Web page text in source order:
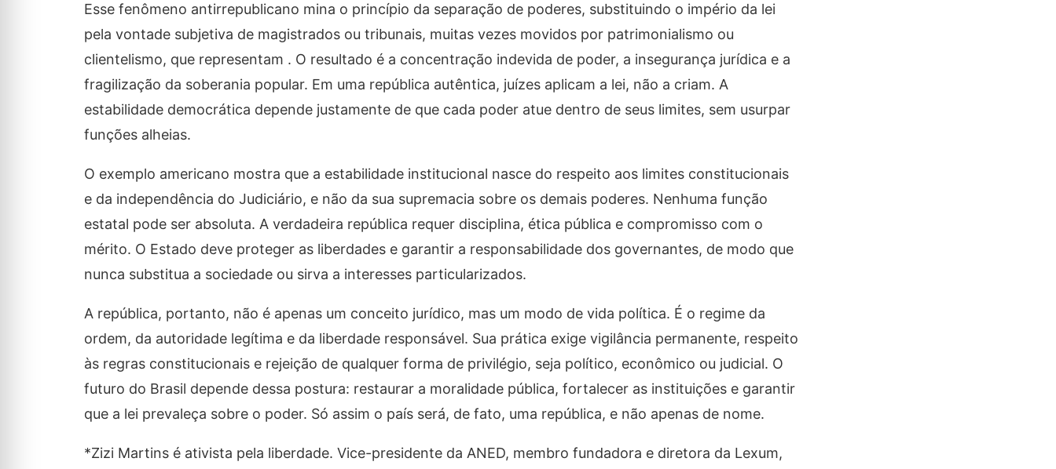
Esse fenômeno antirrepublicano mina o princípio da separação de poderes, substituindo o império da lei
pela vontade subjetiva de magistrados ou tribunais, muitas vezes movidos por patrimonialismo ou
clientelismo, que representam . O resultado é a concentração indevida de poder, a insegurança jurídica e a
fragilização da soberania popular. Em uma república autêntica, juízes aplicam a lei, não a criam. A
estabilidade democrática depende justamente de que cada poder atue dentro de seus limites, sem usurpar
funções alheias.
O exemplo americano mostra que a estabilidade institucional nasce do respeito aos limites constitucionais
e da independência do Judiciário, e não da sua supremacia sobre os demais poderes. Nenhuma função
estatal pode ser absoluta. A verdadeira república requer disciplina, ética pública e compromisso com o
mérito. O Estado deve proteger as liberdades e garantir a responsabilidade dos governantes, de modo que
nunca substitua a sociedade ou sirva a interesses particularizados.
A república, portanto, não é apenas um conceito jurídico, mas um modo de vida política. É o regime da
ordem, da autoridade legítima e da liberdade responsável. Sua prática exige vigilância permanente, respeito
às regras constitucionais e rejeição de qualquer forma de privilégio, seja político, econômico ou judicial. O
futuro do Brasil depende dessa postura: restaurar a moralidade pública, fortalecer as instituições e garantir
que a lei prevaleça sobre o poder. Só assim o país será, de fato, uma república, e não apenas de nome.
*Zizi Martins é ativista pela liberdade. Vice-presidente da ANED, membro fundadora e diretora da Lexum,